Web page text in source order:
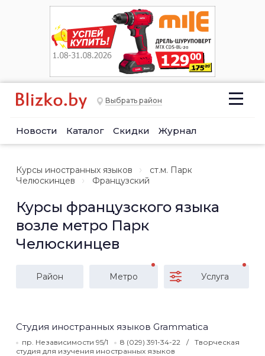
Выбрать район
Новости Каталог Скидки Журнал
Курсы иностранных языков
ст.м. Парк
Челюскинцев
Французский
Курсы французского языка
возле метро Парк
Челюскинцев
Район Метро Услуга
Студия иностранных языков Grammatica
пр. Независимости 95/1 8 (029) 391-34-22
Творческая
студия для изучения иностранных языков